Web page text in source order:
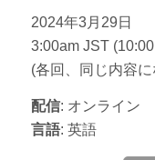
2024年3月29日
3:00am JST
(各回、同じ内容
配信: オンライン
言語: 英語